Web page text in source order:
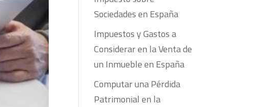
Sociedades en España
Impuestos y Gastos a
Considerar en la Venta de
un Inmueble en España
Computar una Pérdida
Patrimonial en la